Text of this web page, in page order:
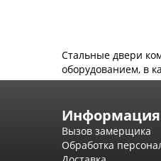
Стальные двери
оборудованием, в
Информация
Вызов замерщика
Обработка